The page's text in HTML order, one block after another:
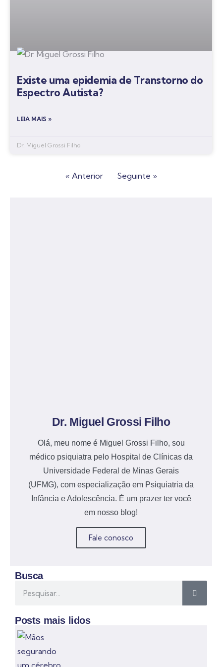
Existe uma epidemia de Transtorno do
Espectro Autista?
LEIA MAIS »
Dr. Miguel Grossi Filho
« Anterior Seguinte »
Dr. Miguel Grossi Filho
Olá, meu nome é Miguel Grossi Filho, sou
médico psiquiatra pelo Hospital de Clínicas da
Universidade Federal de Minas Gerais
(UFMG), com especialização em Psiquiatria da
Infância e Adolescência. É um prazer ter você
em nosso blog!
Fale conosco
Busca
Posts mais lidos